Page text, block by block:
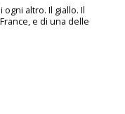
altro. Il giallo. Il
e di una delle